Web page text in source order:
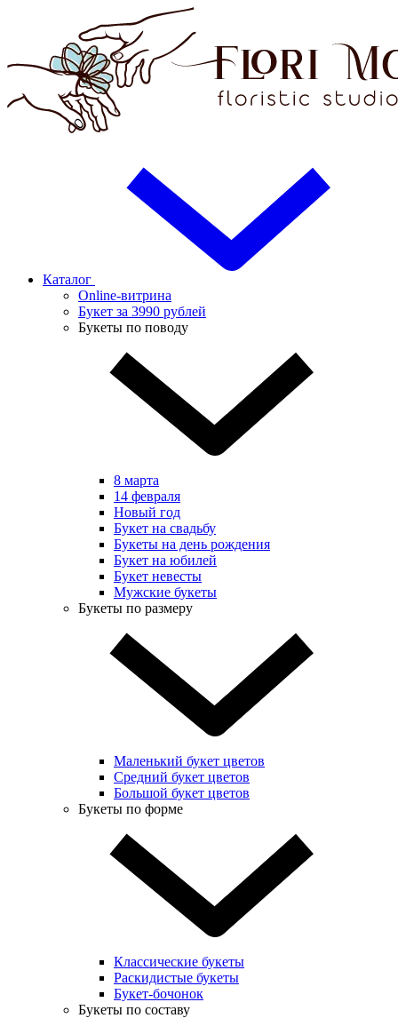
Каталог
Online-витрина
Букет за 3990 рублей
Букеты по поводу
8 марта
14 февраля
Новый год
Букет на свадьбу
Букеты на день рождения
Букет на юбилей
Букет невесты
Мужские букеты
Букеты по размеру
Маленький букет цветов
Средний букет цветов
Большой букет цветов
Букеты по форме
Классические букеты
Раскидистые букеты
Букет-бочонок
Букеты по составу